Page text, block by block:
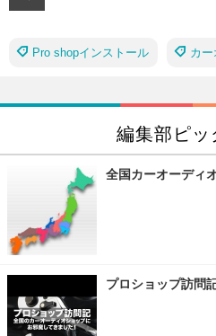
Pro shopインストール カ
編集部ピッ
全国カーオーディ
プロショップ訪問